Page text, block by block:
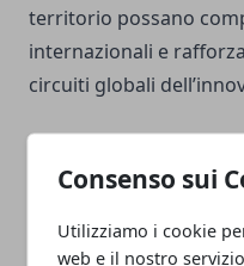
Consenso sui
Utilizziamo i cookie
web e il nostro
territorio possano
internazionali e
circuiti globali
FacebookTwitter